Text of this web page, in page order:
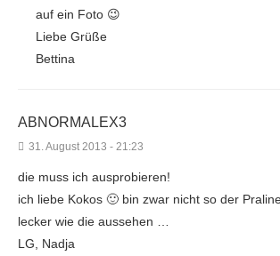
auf ein Foto 😉
Liebe Grüße
Bettina
ABNORMALEX3
31. August 2013 - 21:23
die muss ich ausprobieren!
ich liebe Kokos 🙂 bin zwar nicht so der
lecker wie die aussehen …
LG, Nadja